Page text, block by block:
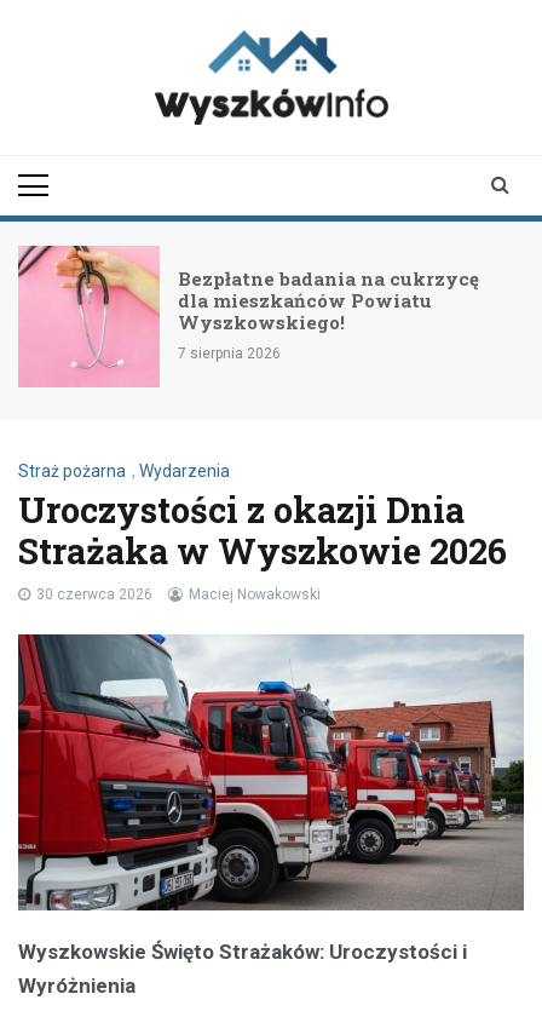
cukrzycę
II etap przebudowy
Nowe inwestycje dla
bezpieczeństwa i
Straż pożarna , Wydarzenia
Uroczystości z okazji Dnia
Strażaka w Wyszkowie 2026
30 czerwca 2026 Maciej Nowakowski
Wyszkowskie Święto Strażaków: Uroczystości i
Wyróżnienia